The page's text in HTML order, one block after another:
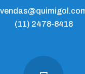
(11) 2478-8418